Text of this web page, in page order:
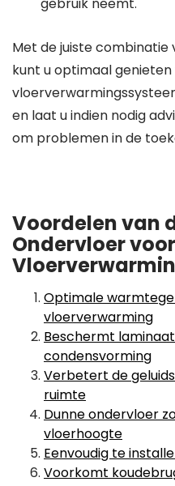
Met de juiste
kunt u optimaal genieten
en laat u indien nodig
om problemen in de
Voordelen van
Ondervloer
Optimale
vloerverwarming
Beschermt
condensvorming
Verbetert de
ruimte
Dunne ondervloer
vloerhoogte
Eenvoudig te
Voorkomt